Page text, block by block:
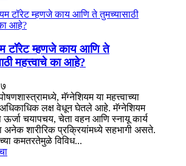
टॉरेट म्हणजे काय आणि ते
महत्त्वाचे का आहे?
मॅग्नेशियम या महत्त्वाच्या
लक्ष वेधून घेतले आहे. मॅग्नेशियम
ऊर्जा चयापचय, चेता वहन आणि स्नायू कार्य
अनेक शारीरिक प्रक्रियांमध्ये सहभागी असते.
कमतरतेमुळे विविध...